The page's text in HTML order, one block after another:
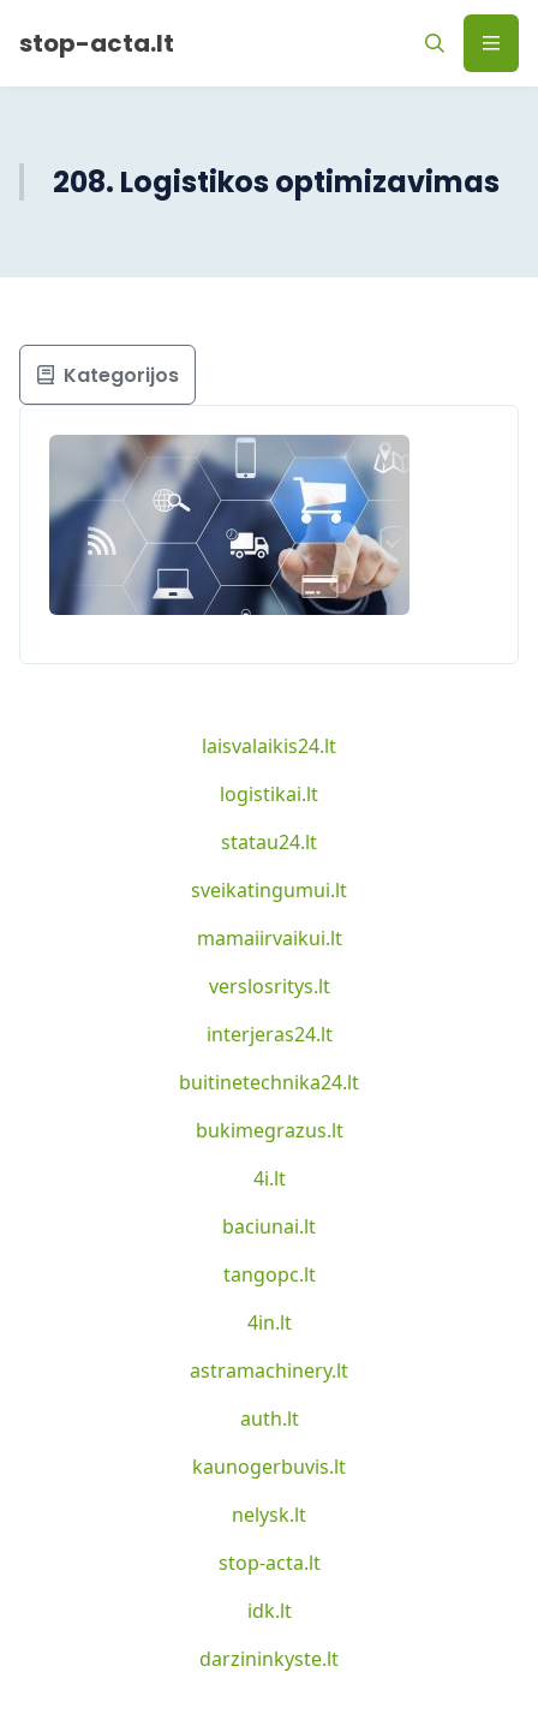
stop-acta.lt
208. Logistikos optimizavimas
Kategorijos
laisvalaikis24.lt
logistikai.lt
statau24.lt
sveikatingumui.lt
mamaiirvaikui.lt
verslosritys.lt
interjeras24.lt
buitinetechnika24.lt
bukimegrazus.lt
4i.lt
baciunai.lt
tangopc.lt
4in.lt
astramachinery.lt
auth.lt
kaunogerbuvis.lt
nelysk.lt
stop-acta.lt
idk.lt
darzininkyste.lt